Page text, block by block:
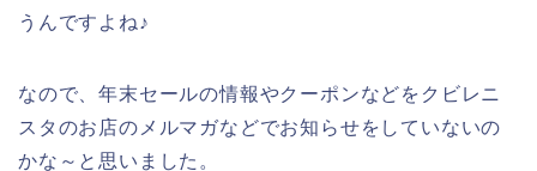
うんですよね♪
なので、年末セールの情報やクーポンなどをクビレニ
スタのお店のメルマガなどでお知らせをしていないの
かな～と思いました。